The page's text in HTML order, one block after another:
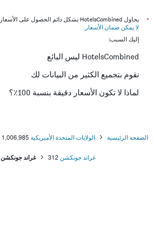
*
يحاول HotelsCombined بشكل دائم الحصول على الأسعار الدقيقة، ولكن
لا يمكن ضمان الأسعار .
إليك السبب:
HotelsCombined ليس البائع
نقوم بتجميع الكثير من البيانات لك
لماذا لا تكون الأسعار دقيقة بنسبة 100٪؟
الصفحة الرئيسية الولايات المتحدة الأميريكية 1,006,985
غراند جونكشن 312 غراند جونكشن